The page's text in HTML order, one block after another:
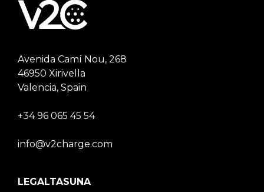
Avenida Camí Nou, 268
46950 Xirivella
Valencia, Spain
+34 96 065 45 54
info@v2charge.com
LEGALTASUNA